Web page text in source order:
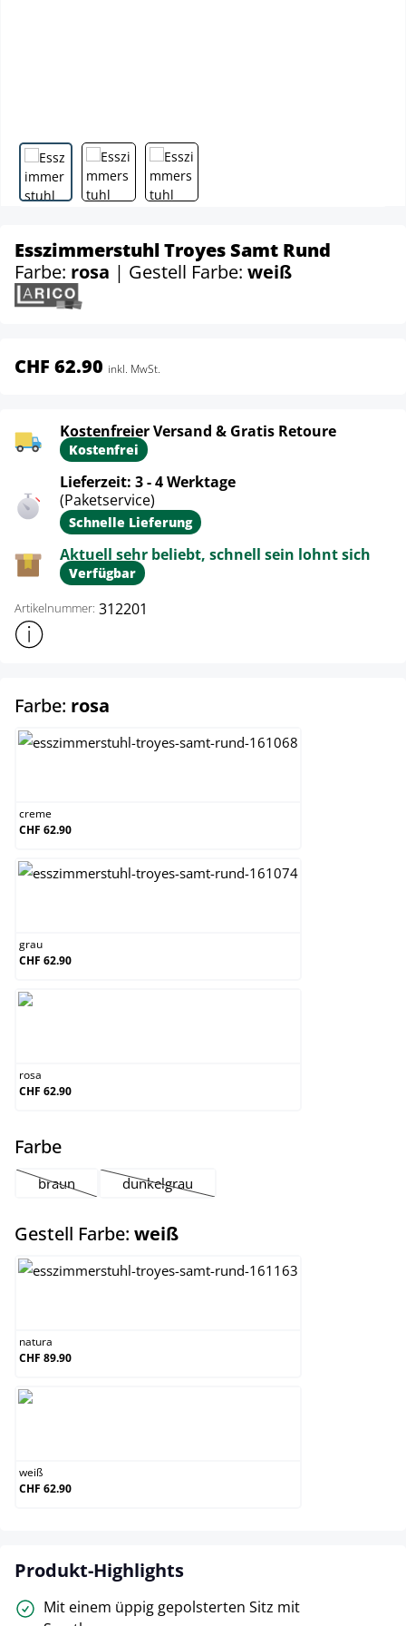
Esszimmerstuhl Troyes Samt Rund
Farbe: rosa | Gestell Farbe: weiß
CHF 62.90 inkl. MwSt.
Kostenfreier Versand & Gratis Retoure
Kostenfrei
Lieferzeit: 3 - 4 Werktage
(Paketservice)
Schnelle Lieferung
Aktuell sehr beliebt, schnell sein lohnt sich
Verfügbar
Artikelnummer: 312201
Weitere Produktinformationen anzeigen
Farbe: rosa
creme
CHF 62.90
grau
CHF 62.90
rosa
CHF 62.90
Farbeauswählen
braun
(Diese Option ist zurzeit nicht verfügbar.)
dunkelgrau
(Diese Option ist zurzeit nicht verfügbar.)
Gestell Farbe: weißauswählen
natura
CHF 89.90
weiß
CHF 62.90
Produkt-Highlights
Mit einem üppig gepolsterten Sitz mit